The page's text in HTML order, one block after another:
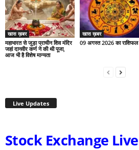
खास ख़बर
महाभारत से जुड़ा प्राचीन शिव मंदिर
जहां दानवीर कर्ण ने की थी पूजा,
आज भी है विशेष मान्यता
खास ख़बर
09 अगस्त 2026 का राशिफल
Live Updates
Stock Exchange Live